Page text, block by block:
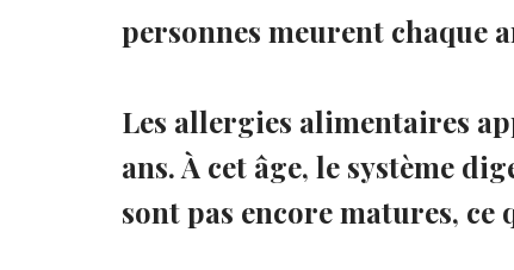
personnes meurent chaque
Les allergies alimentaires
ans. À cet âge, le système
sont pas encore matures,